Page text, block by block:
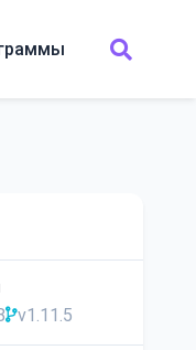
v1.11.5